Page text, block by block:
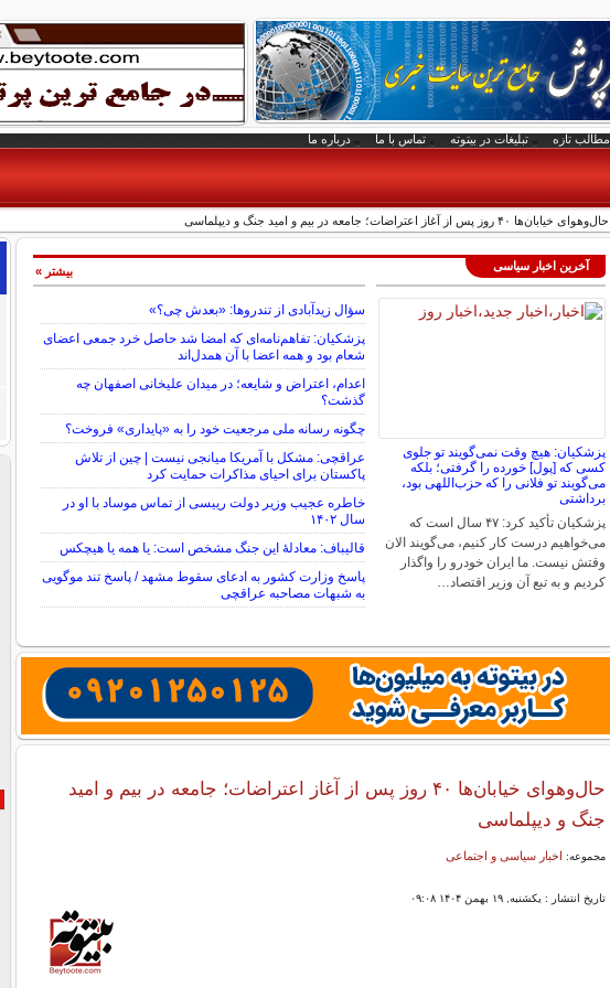
مطالب تازه تبلیغات در بیتوته تماس با ما درباره ما
حال‌وهوای خیابان‌ها ۴۰ روز پس از آغاز اعتراضات؛ جامعه در بیم و امید جنگ و دیپلماسی
آخرین اخبار سیاسی
پزشکیان: هیچ وقت نمی‌گویند تو جلوی
کسی که [پول] خورده را گرفتی؛ بلکه
می‌گویند تو فلانی را که حزب‌اللهی بود،
برداشتی
پزشکیان تأکید کرد: ۴۷ سال است که
می‌خواهیم درست کار کنیم، می‌گویند الان
وقتش نیست‌. ما ایران خودرو را واگذار
کردیم و به تبع آن وزیر اقتصاد…
سؤال زیدآبادی از تندروها: «بعدش چی؟»
پزشکیان: تفاهم‌نامه‌ای که امضا شد حاصل خرد جمعی اعضای
شعام بود و همه اعضا با آن همدل‌اند
اعدام، اعتراض و شایعه؛ در میدان علیخانی اصفهان چه
گذشت؟
چگونه رسانه ملی مرجعیت خود را به «پایداری» فروخت؟
عراقچی: مشکل با آمریکا میانجی نیست | چین از تلاش
پاکستان برای احیای مذاکرات حمایت کرد
خاطره عجیب وزیر دولت رییسی از تماس موساد با او در
سال ۱۴۰۲
قالیباف: معادلهٔ این جنگ مشخص است: یا همه یا هیچکس
پاسخ وزارت کشور به ادعای سقوط مشهد / پاسخ تند موگویی
به شبهات مصاحبه عراقچی
بیشتر »
حال‌وهوای خیابان‌ها ۴۰ روز پس از آغاز اعتراضات؛ جامعه در بیم و امید
جنگ و دیپلماسی
مجموعه: اخبار سیاسی و اجتماعی
تاریخ انتشار : یکشنبه, ۱۹ بهمن ۱۴۰۴ ۰۹:۰۸